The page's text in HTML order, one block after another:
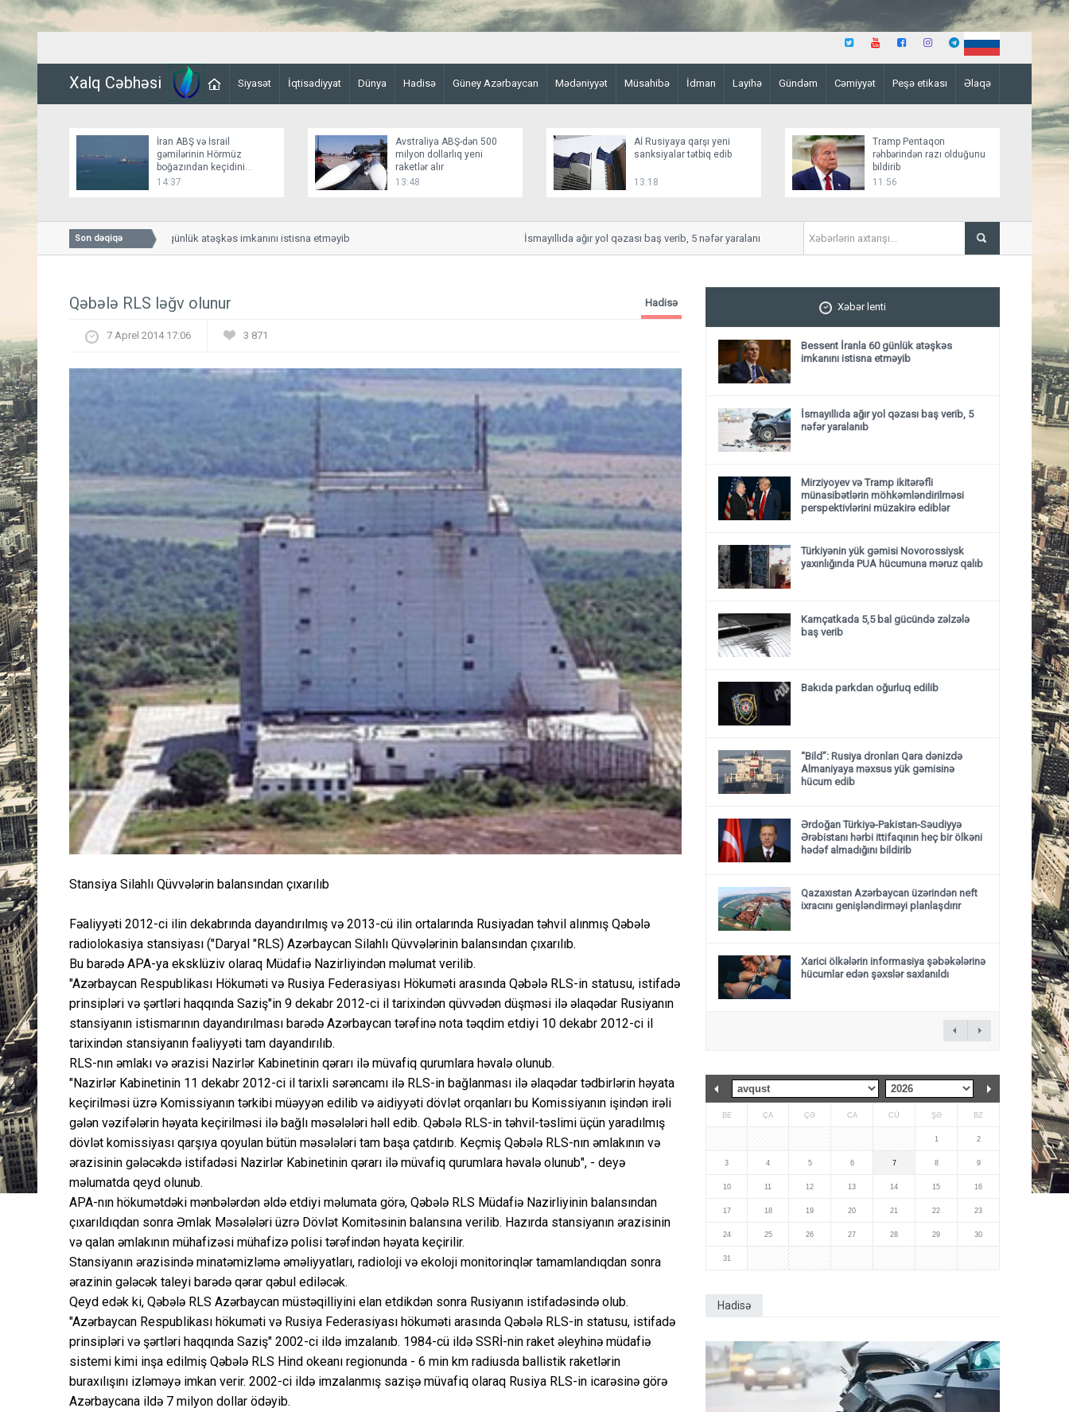
Xalq Cəbhəsi Siyasət İqtisadiyyat Dünya Hadisə Güney Azərbaycan Mədəniyyət Müsahibə İdman Layihə Gündəm Cəmiyyət Peşə etikası Əlaqə
İran ABŞ və İsrail
gəmilərinin Hörmüz
boğazından keçidini
bağlayır
14:37
Avstraliya ABŞ-dən 500
milyon dollarlıq yeni
raketlər alır
13:48
Aİ Rusiyaya qarşı yeni
sanksiyalar tətbiq edib
13:18
Tramp Pentaqon
rəhbərindən razı olduğunu
bildirib
11:56
Son dəqiqə
Bessent İranla 60 günlük atəşkəs imkanını istisna etməyib İsmayıllıda ağır yol qəzası baş verib, 5 nəfər yaralanıb
Mirziyoyev və Tramp
ediblər
Qəbələ RLS ləğv olunur Hadisə
7 Aprel 2014 17:06 3 871
Stansiya Silahlı Qüvvələrin balansından çıxarılıb
Fəaliyyəti 2012-ci ilin dekabrında dayandırılmış və 2013-cü ilin ortalarında Rusiyadan təhvil alınmış Qəbələ
radiolokasiya stansiyası ("Daryal "RLS) Azərbaycan Silahlı Qüvvələrinin balansından çıxarılıb.
Bu barədə APA-ya eksklüziv olaraq Müdafiə Nazirliyindən məlumat verilib.
"Azərbaycan Respublikası Hökuməti və Rusiya Federasiyası Hökuməti arasında Qəbələ RLS-in statusu, istifadə
prinsipləri və şərtləri haqqında Saziş"in 9 dekabr 2012-ci il tarixindən qüvvədən düşməsi ilə əlaqədar Rusiyanın
stansiyanın istismarının dayandırılması barədə Azərbaycan tərəfinə nota təqdim etdiyi 10 dekabr 2012-ci il
tarixindən stansiyanın fəaliyyəti tam dayandırılıb.
RLS-nın əmlakı və ərazisi Nazirlər Kabinetinin qərarı ilə müvafiq qurumlara həvalə olunub.
"Nazirlər Kabinetinin 11 dekabr 2012-ci il tarixli sərəncamı ilə RLS-in bağlanması ilə əlaqədar tədbirlərin həyata
keçirilməsi üzrə Komissiyanın tərkibi müəyyən edilib və aidiyyəti dövlət orqanları bu Komissiyanın işindən irəli
gələn vəzifələrin həyata keçirilməsi ilə bağlı məsələləri həll edib. Qəbələ RLS-in təhvil-təslimi üçün yaradılmış
dövlət komissiyası qarşıya qoyulan bütün məsələləri tam başa çatdırıb. Keçmiş Qəbələ RLS-nın əmlakının və
ərazisinin gələcəkdə istifadəsi Nazirlər Kabinetinin qərarı ilə müvafiq qurumlara həvalə olunub", - deyə
məlumatda qeyd olunub.
APA-nın hökumətdəki mənbələrdən əldə etdiyi məlumata görə, Qəbələ RLS Müdafiə Nazirliyinin balansından
çıxarıldıqdan sonra Əmlak Məsələləri üzrə Dövlət Komitəsinin balansına verilib. Hazırda stansiyanın ərazisinin
və qalan əmlakının mühafizəsi mühafizə polisi tərəfindən həyata keçirilir.
Stansiyanın ərazisində minatəmizləmə əməliyyatları, radioloji və ekoloji monitorinqlər tamamlandıqdan sonra
ərazinin gələcək taleyi barədə qərar qəbul ediləcək.
Qeyd edək ki, Qəbələ RLS Azərbaycan müstəqilliyini elan etdikdən sonra Rusiyanın istifadəsində olub.
"Azərbaycan Respublikası hökuməti və Rusiya Federasiyası hökuməti arasında Qəbələ RLS-in statusu, istifadə
prinsipləri və şərtləri haqqında Saziş" 2002-ci ildə imzalanıb. 1984-cü ildə SSRİ-nin raket əleyhinə müdafiə
sistemi kimi inşa edilmiş Qəbələ RLS Hind okeanı regionunda - 6 min km radiusda ballistik raketlərin
buraxılışını izləməyə imkan verir. 2002-ci ildə imzalanmış sazişə müvafiq olaraq Rusiya RLS-in icarəsinə görə
Azərbaycana ildə 7 milyon dollar ödəyib.
Xəbər lenti
Bessent İranla 60 günlük atəşkəs
imkanını istisna etməyib
İsmayıllıda ağır yol qəzası baş verib, 5
nəfər yaralanıb
Mirziyoyev və Tramp ikitərəfli
münasibətlərin möhkəmləndirilməsi
perspektivlərini müzakirə ediblər
Türkiyənin yük gəmisi Novorossiysk
yaxınlığında PUA hücumuna məruz qalıb
Kamçatkada 5,5 bal gücündə zəlzələ
baş verib
Bakıda parkdan oğurluq edilib
“Bild”: Rusiya dronları Qara dənizdə
Almaniyaya məxsus yük gəmisinə
hücum edib
Ərdoğan Türkiyə-Pakistan-Səudiyyə
Ərəbistanı hərbi ittifaqının heç bir ölkəni
hədəf almadığını bildirib
Qazaxıstan Azərbaycan üzərindən neft
ixracını genişləndirməyi planlaşdırır
Xarici ölkələrin informasiya şəbəkələrinə
hücumlar edən şəxslər saxlanıldı
BE ÇA ÇƏ CA CÜ ŞƏ BZ
1 2
3 4 5 6 7 8 9
10 11 12 13 14 15 16
17 18 19 20 21 22 23
24 25 26 27 28 29 30
31
Hadisə